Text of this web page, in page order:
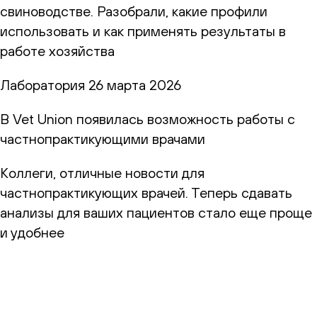
свиноводстве. Разобрали, какие профили
использовать и как применять результаты в
работе хозяйства
Лаборатория 26 марта 2026
В Vet Union появилась возможность работы с
частнопрактикующими врачами
Коллеги, отличные новости для
частнопрактикующих врачей. Теперь сдавать
анализы для ваших пациентов стало еще проще
и удобнее